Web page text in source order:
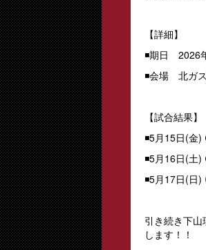
【詳細】
◾️期日 2026
◾️会場 北ガ
【試合結果】
◾️5月15日(金
◾️5月16日(土
◾️5月17日(日
引き続き下
します！！